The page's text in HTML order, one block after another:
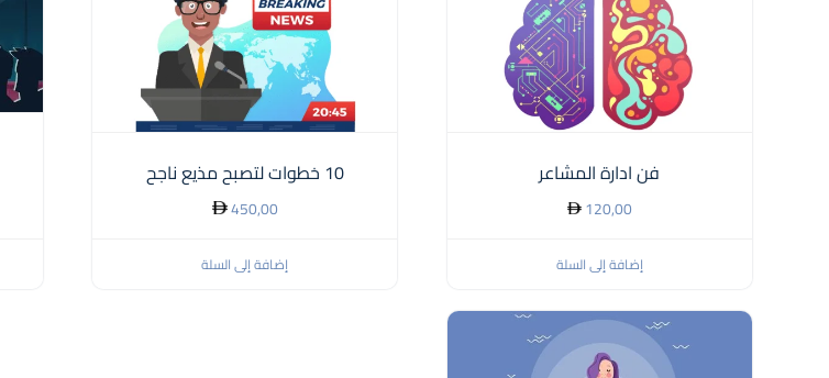
فن ادارة المشاعر
120,00
إضافة إلى السلة
10 خطوات لتصبح مذيع ناجح
450,00
إضافة إلى السلة